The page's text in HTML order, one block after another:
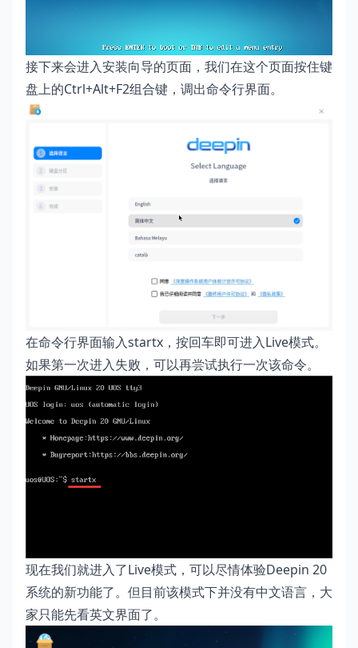
接下来会进入安装向导的页面，我们在这个页面按住键
盘上的Ctrl+Alt+F2组合键，调出命令行界面。
在命令行界面输入startx，按回车即可进入Live模式。
如果第一次进入失败，可以再尝试执行一次该命令。
现在我们就进入了Live模式，可以尽情体验Deepin 20
系统的新功能了。但目前该模式下并没有中文语言，大
家只能先看英文界面了。